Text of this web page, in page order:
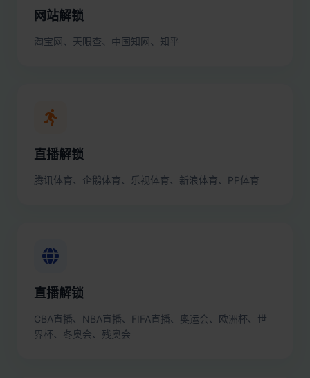
网站解锁
淘宝网、天眼查、中国知网、知乎
直播解锁
腾讯体育、企鹅体育、乐视体育、新浪体育、PP体育
直播解锁
CBA直播、NBA直播、FIFA直播、奥运会、欧洲杯、世
界杯、冬奥会、残奥会